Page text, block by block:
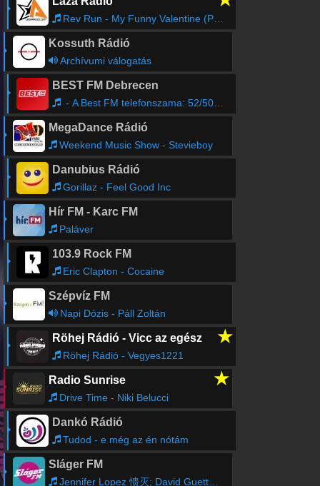
Rev Run - My Funny Valentine (Praise My Dj's)
Kossuth Rádió
Archívumi válogatás
BEST FM Debrecen
- A Best FM telefonszama: 52/500-540
MegaDance Rádió
Weekend Music Show - Stevieboy
Danubius Rádió
Gorillaz - Feel Good Inc
Hír FM - Karc FM
Paláver
103.9 Rock FM
Eric Clapton - Cocaine
Szépvíz FM
Napi Dózis - Páll Zoltán
Röhej Rádió - Vicc az egész ★
Röhej Rádió - Vegyes1221
Radio Sunrise ★
Drive Time - Niki Belucci
Dankó Rádió
Tudod - e még az én nótám
Sláger FM
Jennifer Lopez 愦灭; David Guetta - Save Me Tonight